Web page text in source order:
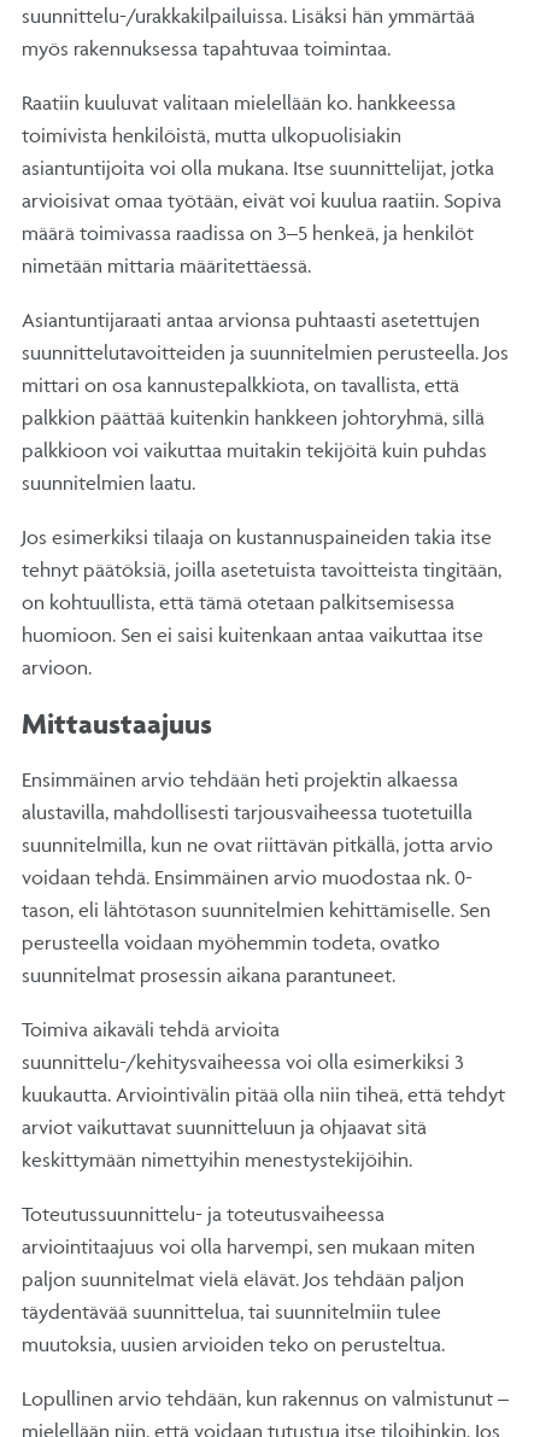
suunnittelu-/urakkakilpailuissa. Lisäksi hän ymmärtää
myös rakennuksessa tapahtuvaa toimintaa.
Raatiin kuuluvat valitaan mielellään ko. hankkeessa
toimivista henkilöistä, mutta ulkopuolisiakin
asiantuntijoita voi olla mukana. Itse suunnittelijat, jotka
arvioisivat omaa työtään, eivät voi kuulua raatiin. Sopiva
määrä toimivassa raadissa on 3–5 henkeä, ja henkilöt
nimetään mittaria määritettäessä.
Asiantuntijaraati antaa arvionsa puhtaasti asetettujen
suunnittelutavoitteiden ja suunnitelmien perusteella. Jos
mittari on osa kannustepalkkiota, on tavallista, että
palkkion päättää kuitenkin hankkeen johtoryhmä, sillä
palkkioon voi vaikuttaa muitakin tekijöitä kuin puhdas
suunnitelmien laatu.
Jos esimerkiksi tilaaja on kustannuspaineiden takia itse
tehnyt päätöksiä, joilla asetetuista tavoitteista tingitään,
on kohtuullista, että tämä otetaan palkitsemisessa
huomioon. Sen ei saisi kuitenkaan antaa vaikuttaa itse
arvioon.
Mittaustaajuus
Ensimmäinen arvio tehdään heti projektin alkaessa
alustavilla, mahdollisesti tarjousvaiheessa tuotetuilla
suunnitelmilla, kun ne ovat riittävän pitkällä, jotta arvio
voidaan tehdä. Ensimmäinen arvio muodostaa nk. 0-
tason, eli lähtötason suunnitelmien kehittämiselle. Sen
perusteella voidaan myöhemmin todeta, ovatko
suunnitelmat prosessin aikana parantuneet.
Toimiva aikaväli tehdä arvioita
suunnittelu-/kehitysvaiheessa voi olla esimerkiksi 3
kuukautta. Arviointivälin pitää olla niin tiheä, että tehdyt
arviot vaikuttavat suunnitteluun ja ohjaavat sitä
keskittymään nimettyihin menestystekijöihin.
Toteutussuunnittelu- ja toteutusvaiheessa
arviointitaajuus voi olla harvempi, sen mukaan miten
paljon suunnitelmat vielä elävät. Jos tehdään paljon
täydentävää suunnittelua, tai suunnitelmiin tulee
muutoksia, uusien arvioiden teko on perusteltua.
Lopullinen arvio tehdään, kun rakennus on valmistunut –
mielellään niin, että voidaan tutustua itse tiloihinkin. Jos